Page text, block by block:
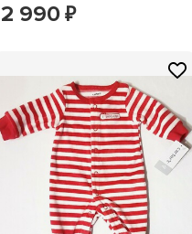
2 990 ₽